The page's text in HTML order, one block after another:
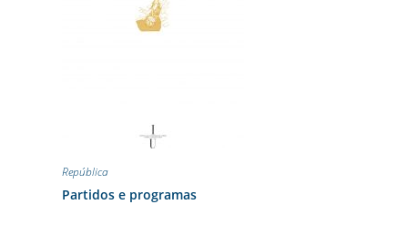
República
Partidos e programas